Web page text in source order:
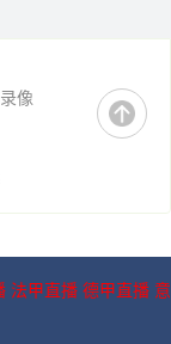
像
法甲直播 德甲直播 意